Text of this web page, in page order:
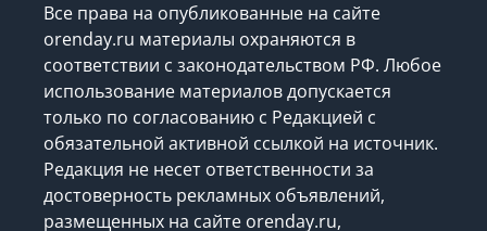
Все права на опубликованные на сайте
orenday.ru материалы охраняются в
соответствии с законодательством РФ. Любое
использование материалов допускается
только по согласованию с Редакцией с
обязательной активной ссылкой на источник.
Редакция не несет ответственности за
достоверность рекламных объявлений,
размещенных на сайте orenday.ru,